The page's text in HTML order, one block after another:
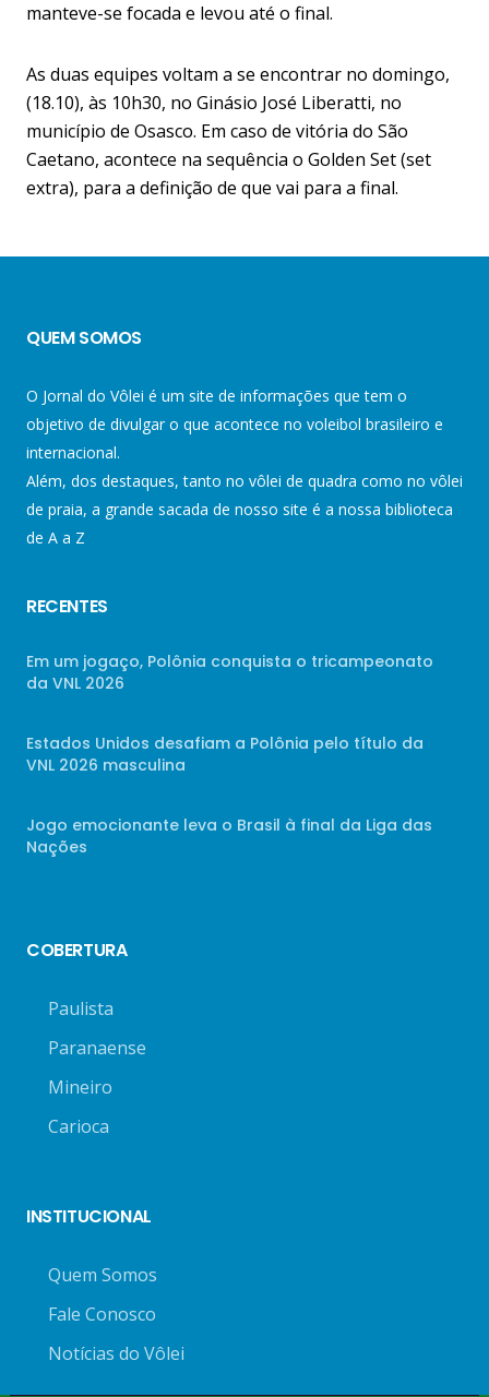
manteve-se focada e levou até o final.
As duas equipes voltam a se encontrar no domingo,
(18.10), às 10h30, no Ginásio José Liberatti, no
município de Osasco. Em caso de vitória do São
Caetano, acontece na sequência o Golden Set (set
extra), para a definição de que vai para a final.
QUEM SOMOS
O Jornal do Vôlei é um site de informações que tem o
objetivo de divulgar o que acontece no voleibol brasileiro e
internacional.
Além, dos destaques, tanto no vôlei de quadra como no vôlei
de praia, a grande sacada de nosso site é a nossa biblioteca
de A a Z
RECENTES
Em um jogaço, Polônia conquista o tricampeonato
da VNL 2026
Estados Unidos desafiam a Polônia pelo título da
VNL 2026 masculina
Jogo emocionante leva o Brasil à final da Liga das
Nações
COBERTURA
Paulista
Paranaense
Mineiro
Carioca
INSTITUCIONAL
Quem Somos
Fale Conosco
Notícias do Vôlei